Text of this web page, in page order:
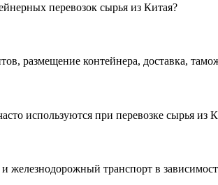
перевозок сырья из Китая?
размещение контейнера, доставка,
используются при перевозке сырья из
железнодорожный транспорт в